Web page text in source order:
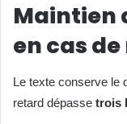
Maintien
en cas
Le texte conserve le
retard dépasse trois